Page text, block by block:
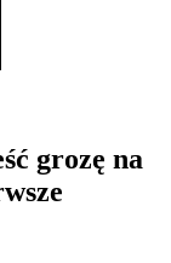
grozę na